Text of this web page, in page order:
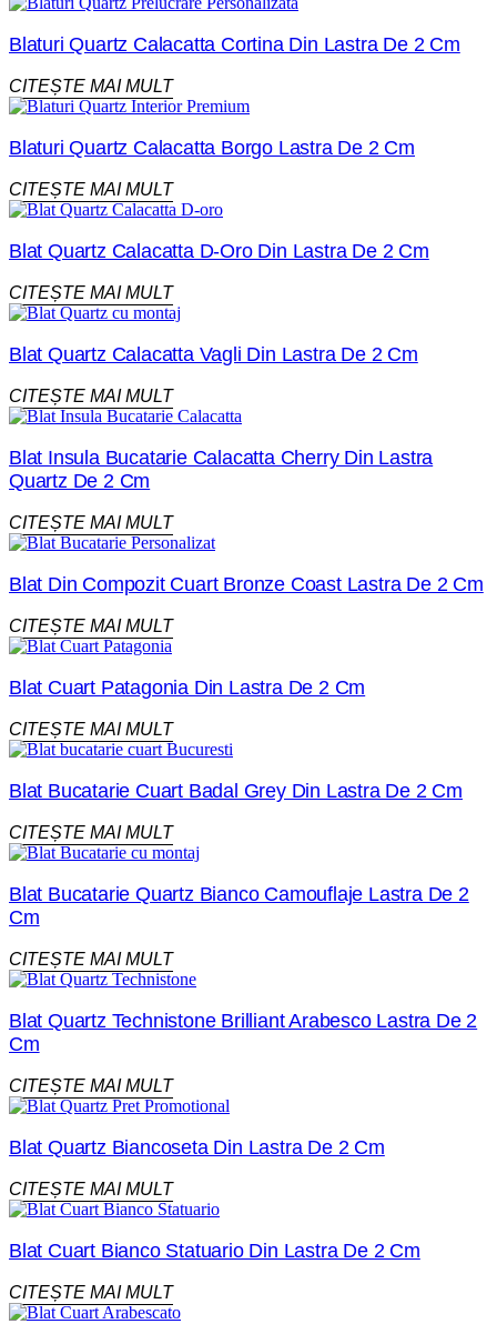
Blaturi Quartz Calacatta Cortina Din Lastra De 2 Cm
CITEȘTE MAI MULT
Blaturi Quartz Calacatta Borgo Lastra De 2 Cm
CITEȘTE MAI MULT
Blat Quartz Calacatta D-Oro Din Lastra De 2 Cm
CITEȘTE MAI MULT
Blat Quartz Calacatta Vagli Din Lastra De 2 Cm
CITEȘTE MAI MULT
Blat Insula Bucatarie Calacatta Cherry Din Lastra
Quartz De 2 Cm
CITEȘTE MAI MULT
Blat Din Compozit Cuart Bronze Coast Lastra De 2 Cm
CITEȘTE MAI MULT
Blat Cuart Patagonia Din Lastra De 2 Cm
CITEȘTE MAI MULT
Blat Bucatarie Cuart Badal Grey Din Lastra De 2 Cm
CITEȘTE MAI MULT
Blat Bucatarie Quartz Bianco Camouflaje Lastra De 2
Cm
CITEȘTE MAI MULT
Blat Quartz Technistone Brilliant Arabesco Lastra De 2
Cm
CITEȘTE MAI MULT
Blat Quartz Biancoseta Din Lastra De 2 Cm
CITEȘTE MAI MULT
Blat Cuart Bianco Statuario Din Lastra De 2 Cm
CITEȘTE MAI MULT